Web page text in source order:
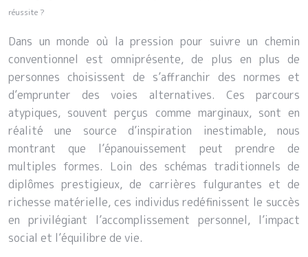
réussite ?
Dans un monde où la pression pour suivre un chemin
conventionnel est omniprésente, de plus en plus de
personnes choisissent de s’affranchir des normes et
d’emprunter des voies alternatives. Ces parcours
atypiques, souvent perçus comme marginaux, sont en
réalité une source d’inspiration inestimable, nous
montrant que l’épanouissement peut prendre de
multiples formes. Loin des schémas traditionnels de
diplômes prestigieux, de carrières fulgurantes et de
richesse matérielle, ces individus redéfinissent le succès
en privilégiant l’accomplissement personnel, l’impact
social et l’équilibre de vie.